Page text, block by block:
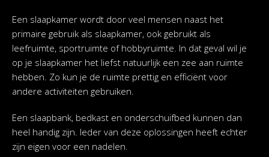
Een slaapkamer wordt door veel mensen naast het
primaire gebruik als slaapkamer, ook gebruikt als
leefruimte, sportruimte of hobbyruimte. In dat geval wil je
op je slaapkamer het liefst natuurlijk een zee aan ruimte
hebben. Zo kun je de ruimte prettig en efficiënt voor
andere activiteiten gebruiken.
Een slaapbank, bedkast en onderschuifbed kunnen dan
heel handig zijn. Ieder van deze oplossingen heeft echter
zijn eigen voor een nadelen.